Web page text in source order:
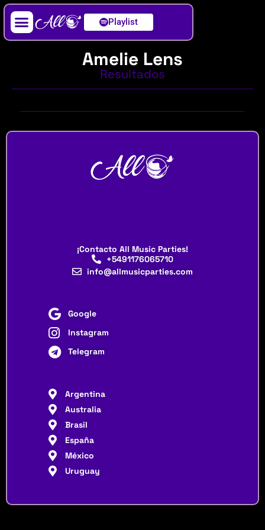
Playlist
Amelie Lens
Resultados
¡Contacto All Music Parties!
+5491176065710
info@allmusicparties.com
Google
Instagram
Telegram
Argentina
Australia
Brasil
España
México
Uruguay